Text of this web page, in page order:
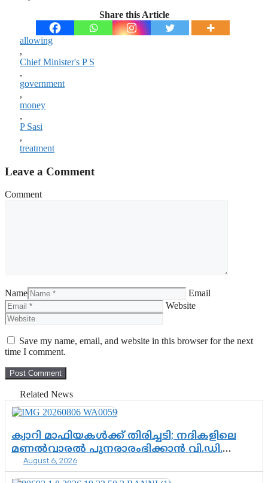
Share this Article
allowing
,
Chief Minister's P S
,
government
,
money
,
P Sasi
,
treatment
Leave a Comment
Comment
Name
Email
Website
Save my name, email, and website in this browser for the next
time I comment.
Related News
ക്വാറി മാഫിയകൾക്ക് തിരിച്ചടി; നദികളിലെ
മണൽവാരൽ പുനരാരംഭിക്കാൻ വി.ഡി.
സർക്കാർ തീരുമാനം
August 6, 2026